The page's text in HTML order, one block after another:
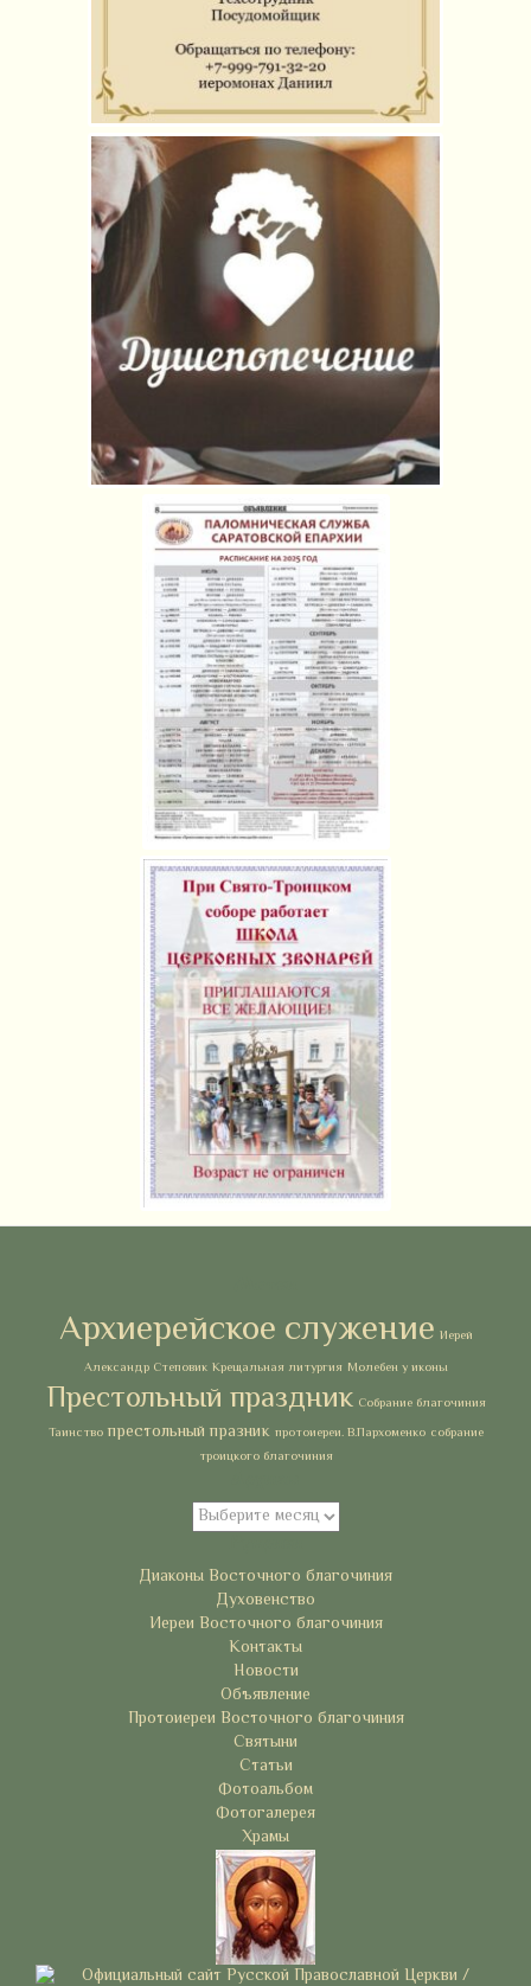
Архиерейское служение Иерей
Александр Степовик Крещальная литургия Молебен у иконы
Престольный праздник Собрание благочиния
Таинство престольный празник протоиереи. В.Пархоменко собрание
троицкого благочиния
Архивы
Диаконы Восточного благочиния
Духовенство
Иереи Восточного благочиния
Контакты
Новости
Объявление
Протоиереи Восточного благочиния
Святыни
Статьи
Фотоальбом
Фотогалерея
Храмы